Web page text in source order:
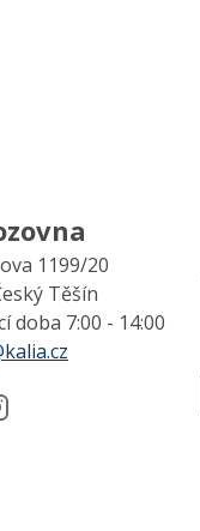
1199/20
Těšín
doba 7:00 - 14:00